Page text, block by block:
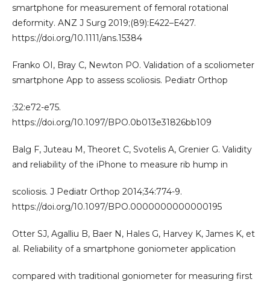
smartphone for measurement of femoral rotational
deformity. ANZ J Surg 2019;(89):E422–E427.
https://doi.org/10.1111/ans.15384
Franko OI, Bray C, Newton PO. Validation of a scoliometer
smartphone App to assess scoliosis. Pediatr Orthop
;32:e72-e75.
https://doi.org/10.1097/BPO.0b013e31826bb109
Balg F, Juteau M, Theoret C, Svotelis A, Grenier G. Validity
and reliability of the iPhone to measure rib hump in
scoliosis. J Pediatr Orthop 2014;34:774-9.
https://doi.org/10.1097/BPO.0000000000000195
Otter SJ, Agalliu B, Baer N, Hales G, Harvey K, James K, et
al. Reliability of a smartphone goniometer application
compared with traditional goniometer for measuring first